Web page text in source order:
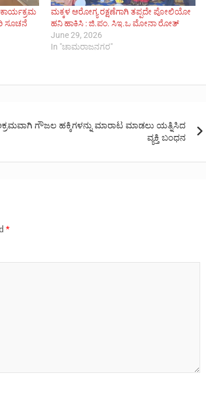
ಸೂಚನೆ
ಮಕ್ಕಳ ಆರೋಗ್ಯ ರಕ್ಷಣೆಗಾಗಿ ತಪ್ಪದೇ ಪೋಲಿಯೋ
ಹನಿ ಹಾಕಿಸಿ : ಜಿ.ಪಂ. ಸಿಇ.ಒ ಮೋನಾ ರೋತ್
June 29, 2026
In "ಚಾಮರಾಜನಗರ"
ಗೌಜಲ ಹಕ್ಕಿಗಳನ್ನು ಮಾರಾಟ ಮಾಡಲು ಯತ್ನಿಸಿದ
ವ್ಯಕ್ತಿ ಬಂಧನ
*